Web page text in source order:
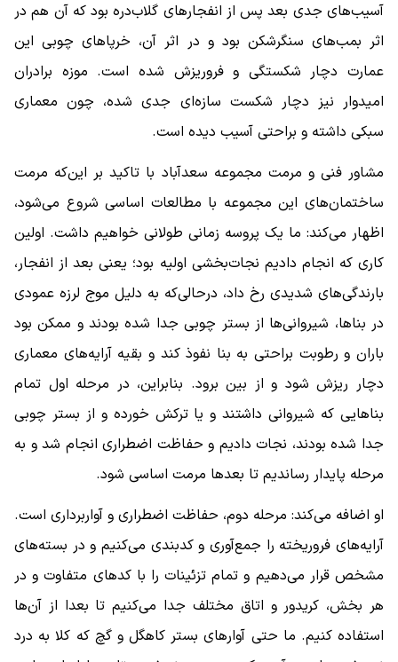
آسیب‌های جدی بعد پس از انفجارهای گلاب‌دره بود که آن هم در
اثر بمب‌های سنگرشکن بود و در اثر آن، خرپاهای چوبی این
عمارت دچار شکستگی و فروریزش شده است. موزه برادران
امیدوار نیز دچار شکست سازه‌ای جدی شده، چون معماری
سبکی داشته و براحتی آسیب دیده است.
مشاور فنی و مرمت مجموعه سعدآباد با تاکید بر این‌که مرمت
ساختمان‌های این مجموعه با مطالعات اساسی شروع می‌شود،
اظهار می‌کند: ما یک پروسه زمانی طولانی خواهیم داشت. اولین
کاری که انجام دادیم نجات‌بخشی اولیه بود؛ یعنی بعد از انفجار،
بارندگی‌های شدیدی رخ داد، درحالی‌که به دلیل موج لرزه عمودی
در بناها، شیروانی‌ها از بستر چوبی جدا شده بودند و ممکن بود
باران و رطوبت براحتی به بنا نفوذ کند و بقیه آرایه‌های معماری
دچار ریزش شود و از بین برود. بنابراین، در مرحله اول تمام
بناهایی که شیروانی داشتند و یا ترکش خورده و از بستر چوبی
جدا شده بودند، نجات دادیم و حفاظت اضطراری انجام شد و به
مرحله پایدار رساندیم تا بعدها مرمت اساسی شود.
او اضافه می‌کند: مرحله دوم، حفاظت اضطراری و آواربرداری است.
آرایه‌های فروریخته را جمع‌آوری و کدبندی می‌کنیم و در بسته‌های
مشخص قرار می‌دهیم و تمام تزئینات را با کدهای متفاوت و در
هر بخش، کریدور و اتاق مختلف جدا می‌کنیم تا بعدا از آن‌ها
استفاده کنیم. ما حتی آوارهای بستر کاهگل و گچ که کلا به درد